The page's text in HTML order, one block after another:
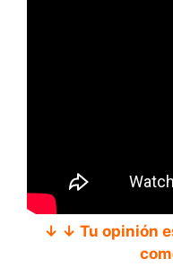
↓ ↓ Tu opinión